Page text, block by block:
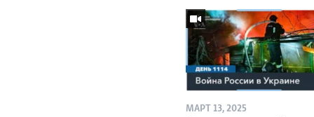
МАРТ 13, 2025